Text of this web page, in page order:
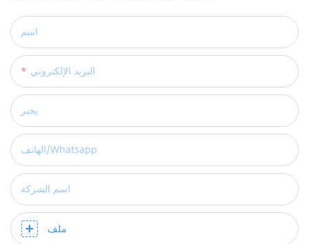
اسم
البريد الإلكتروني
يخبر
الهاتف/whatsapp
اسم الشركة
ملف